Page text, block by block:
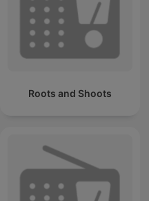
Roots and Shoots